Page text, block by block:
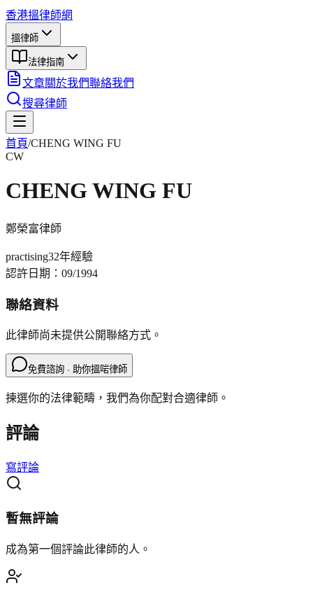
香港搵律師網
搵律師
法律指南
文章關於我們聯絡我們
搜尋律師
首頁/CHENG WING FU
CW
CHENG WING FU
鄭榮富律師
practising32年經驗
認許日期： 09/1994
聯絡資料
此律師尚未提供公開聯絡方式。
免費諮詢 · 助你搵啱律師
揀選你的法律範疇，我們為你配對合適律師。
評論
寫評論
暫無評論
成為第一個評論此律師的人。